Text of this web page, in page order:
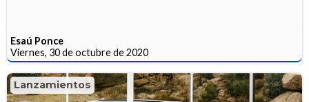
Esaú Ponce
Viernes, 30 de octubre de 2020
Lanzamientos